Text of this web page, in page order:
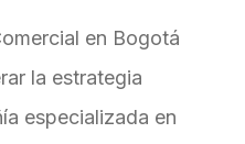
en Bogotá
la estrategia
especializada en